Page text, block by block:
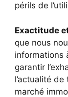
périls de
Exactitude
que nous
informations
garantir
l’actualité
marché